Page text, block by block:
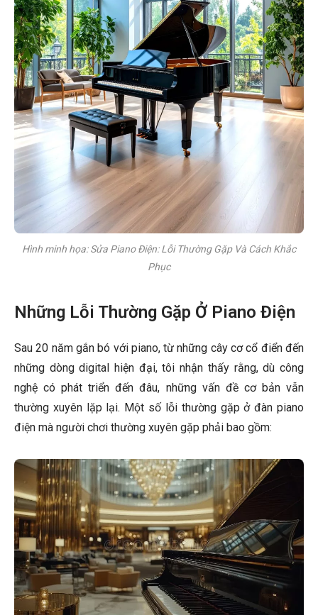
Hình minh họa: Sửa Piano Điện: Lỗi Thường Gặp Và Cách Khắc
Phục
Những Lỗi Thường Gặp Ở Piano Điện
Sau 20 năm gắn bó với piano, từ những cây cơ cổ điển đến
những dòng digital hiện đại, tôi nhận thấy rằng, dù công
nghệ có phát triển đến đâu, những vấn đề cơ bản vẫn
thường xuyên lặp lại. Một số lỗi thường gặp ở đàn piano
điện mà người chơi thường xuyên gặp phải bao gồm: